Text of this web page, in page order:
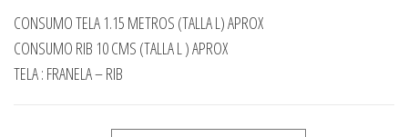
de
precios:
desde
CONSUMO TELA 1.15 METROS (TALLA L) APROX
CONSUMO RIB 10 CMS (TALLA L ) APROX
TELA : FRANELA – RIB